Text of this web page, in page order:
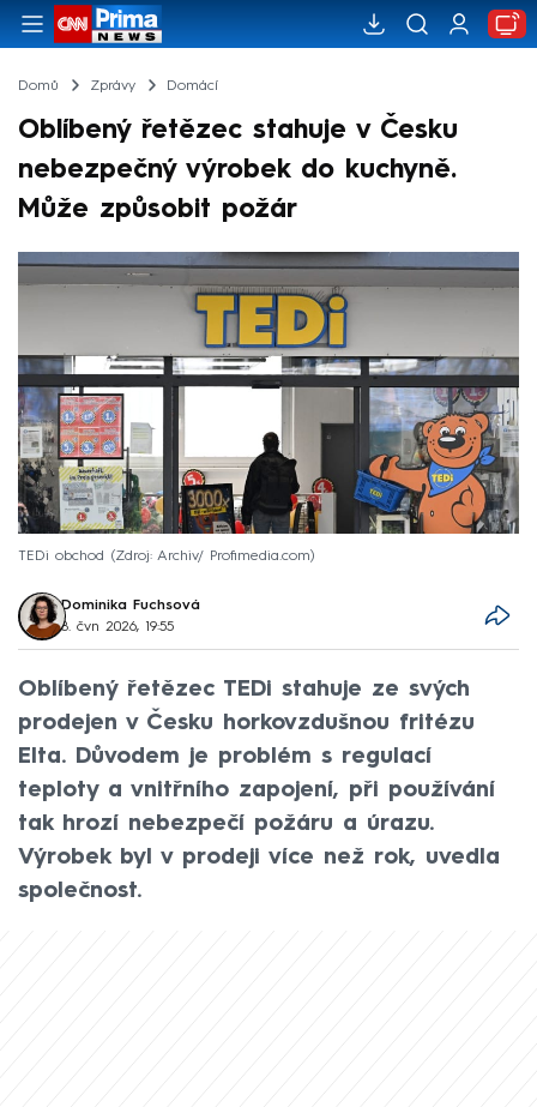
Domů Zprávy Domácí
Oblíbený řetězec stahuje v Česku
nebezpečný výrobek do kuchyně.
Může způsobit požár
TEDi obchod Zdroj: Archiv/ Profimedia.com
Dominika Fuchsová
8. čvn 2026, 19:55
Oblíbený řetězec TEDi stahuje ze svých
prodejen v Česku horkovzdušnou fritézu
Elta. Důvodem je problém s regulací
teploty a vnitřního zapojení, při používání
tak hrozí nebezpečí požáru a úrazu.
Výrobek byl v prodeji více než rok, uvedla
společnost.